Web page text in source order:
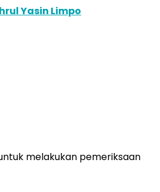
Yasin Limpo
melakukan pemeriksaan